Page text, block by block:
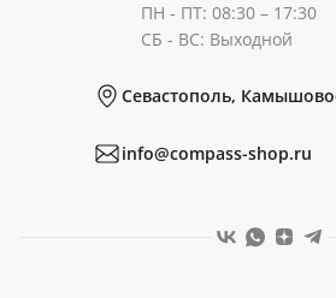
ПН - ПТ: 08:30 – 17:30
СБ - ВС: Выходной
Севастополь,
info@compass-shop.ru